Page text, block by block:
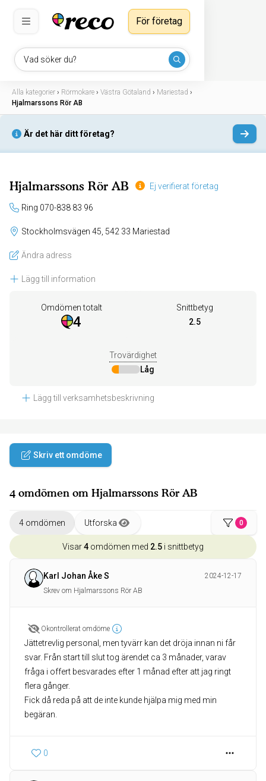
Vad söker du?
För företag
Alla kategorier › Rörmokare › Västra Götaland › Mariestad ›
Hjalmarssons Rör AB
Är det här ditt företag?
Hjalmarssons Rör AB Ej verifierat företag
Ring 070-838 83 96
Stockholmsvägen 45, 542 33 Mariestad
Ändra adress
Lägg till information
Omdömen totalt
4
Snittbetyg
2.5
Trovärdighet
Låg
Lägg till verksamhetsbeskrivning
Skriv ett omdöme
4 omdömen om Hjalmarssons Rör AB
4 omdömen Utforska 0
Visar4 omdömen med 2.5 i snittbetyg
Karl Johan Åke S
2024-12-17
Skrev om Hjalmarssons Rör AB
Okontrollerat omdöme
Jättetrevlig personal, men tyvärr kan det dröja innan ni får
svar. Från start till slut tog ärendet ca 3 månader, varav
fråga i offert besvarades efter 1 månad efter att jag ringt
flera gånger.
Fick då reda på att de inte kunde hjälpa mig med min
begäran.
0